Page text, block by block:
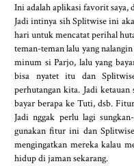
Ini adalah aplikasi favorit saya,
Jadi intinya sih Splitwise ini
hari untuk mencatat perihal
teman-teman lalu yang
minum si Parjo, lalu yang
bisa nyatet itu dan
perhutangan kita. Jadi
bayar berapa ke Tuti, dsb.
Jadi nggak perlu lagi
gunakan fitur ini dan
mengingatkan mereka kalau
hidup di jaman sekarang.